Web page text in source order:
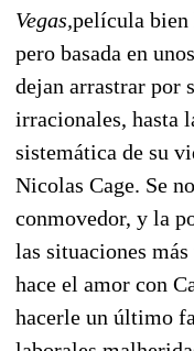
Vegas,película bien
pero basada en
dejan arrastrar por
irracionales, hasta
sistemática de su
Nicolas Cage. Se
conmovedor, y la
las situaciones
hace el amor con
hacerle un último